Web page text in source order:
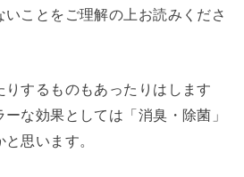
ことをご理解の上お読みくださ
するものもあったりはします
な効果としては「消臭・除菌」
思います。